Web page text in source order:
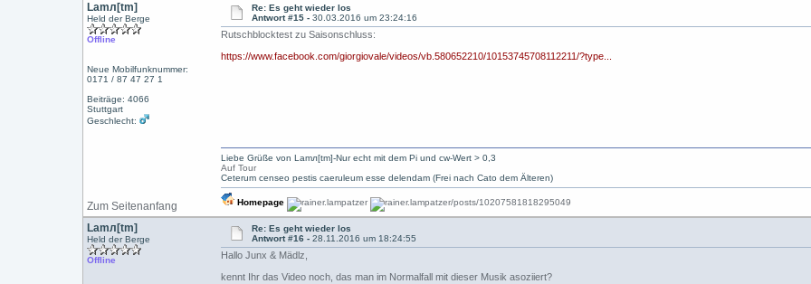
Lamл[tm]
Held der Berge
Offline
Neue Mobilfunknummer:
0171 / 87 47 27 1
Beiträge: 4066
Stuttgart
Geschlecht:
Re: Es geht wieder los
Antwort #15 -30.03.2016 um 23:24:16
Rutschblocktest zu Saisonschluss:
https://www.facebook.com/giorgiovale/videos/vb.580652210/10153745708112211/?type...
Zum Seitenanfang
Liebe Grüße von Lamл[tm]-Nur echt mit dem Pi und cw-Wert > 0,3
Auf Tour
Ceterum censeo pestis caeruleum esse delendam (Frei nach Cato dem Älteren)
Homepage
Lamл[tm]
Held der Berge
Offline
Re: Es geht wieder los
Antwort #16 -28.11.2016 um 18:24:55
Hallo Junx & Mädlz,
kennt Ihr das Video noch, das man im Normalfall mit dieser Musik asoziiert?